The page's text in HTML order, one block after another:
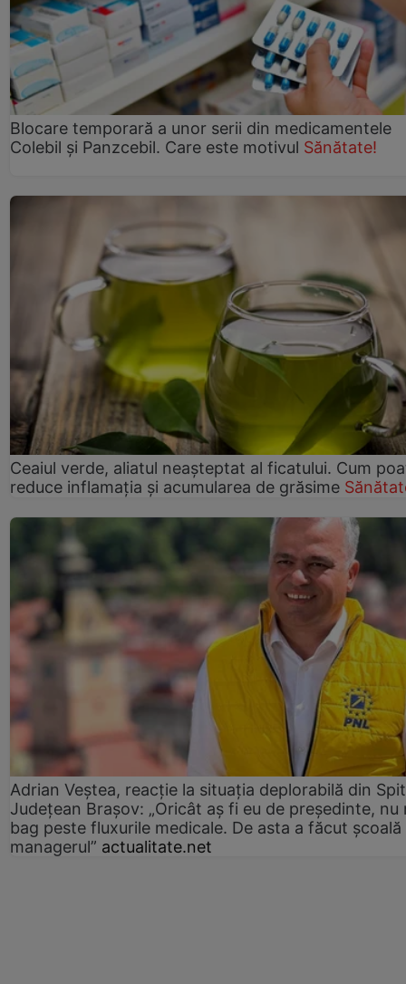
Blocare temporară a unor serii din medicamentele
Colebil și Panzcebil. Care este motivul Sănătate!
Ceaiul verde, aliatul neașteptat al ficatului. Cum
reduce inflamația și acumularea de grăsime
Adrian Veștea, reacție la situația deplorabilă din
Județean Brașov: „Oricât aș fi eu de președinte, nu
bag peste fluxurile medicale. De asta a făcut școală
managerul” actualitate.net